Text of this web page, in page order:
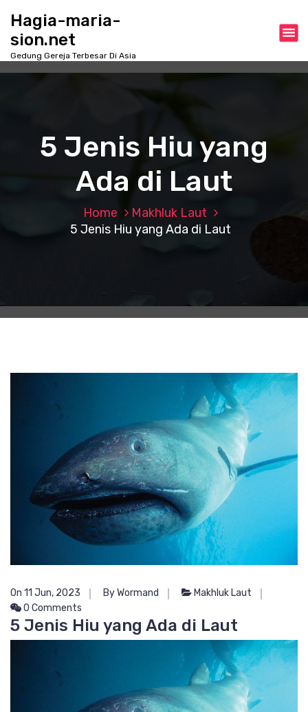
Hagia-maria-
sion.net
Gedung Gereja Terbesar Di Asia
5 Jenis Hiu yang
Ada di Laut
Home
Makhluk Laut
5 Jenis Hiu yang Ada di Laut
On 11 Jun, 2023 By Wormand
Makhluk Laut
0 Comments
5 Jenis Hiu yang Ada di Laut